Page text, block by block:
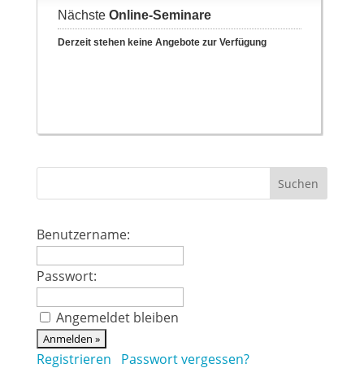
Benutzername:
Passwort:
Angemeldet bleiben
Registrieren Passwort vergessen?